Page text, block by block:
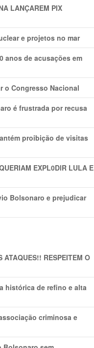
LANÇAREM PIX
e projetos no mar
anos de acusações em
o Congresso Nacional
é frustrada por recusa
proibição de visitas
EXPL0DlR LULA E
Bolsonaro e prejudicar
ATAQUES!! RESPEITEM O
histórica de refino e alta
criminosa e